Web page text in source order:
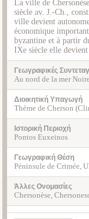
La ville de
siècle av. J.-Ch.,
ville devient
économique
byzantine et à partir
IXe siècle elle
Γεωγραφικές
Au nord de la mer
Διοικητική Υπαγωγή
Thème de Cherson
Ιστορική Περιοχή
Pontos Euxeinos
Γεωγραφική Θέση
Péninsule de Crimée,
Άλλες Ονομασίες
Chersonèse,